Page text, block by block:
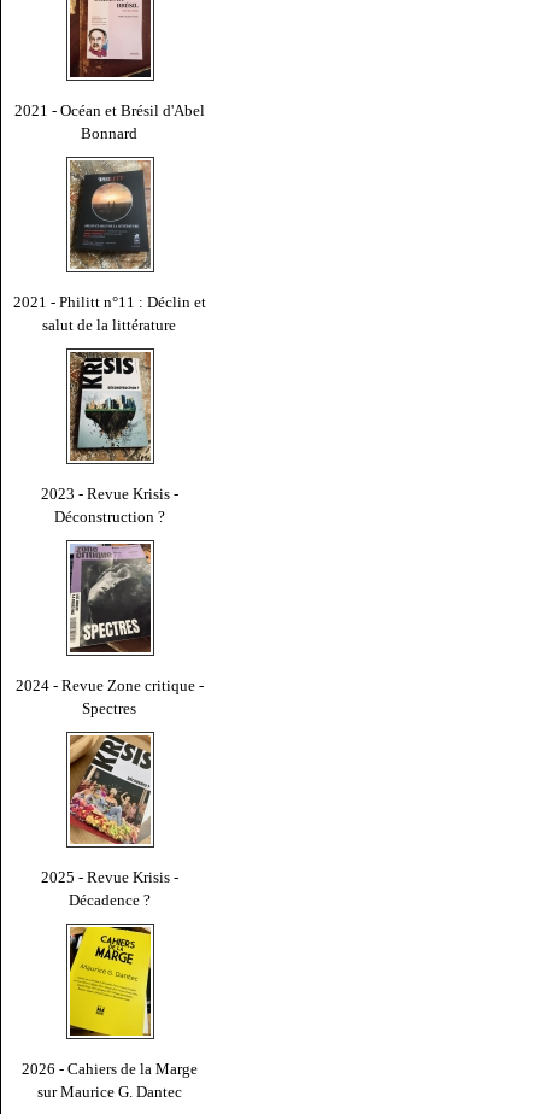
2021 - Océan et Brésil d'Abel
Bonnard
2021 - Philitt n°11 : Déclin et
salut de la littérature
2023 - Revue Krisis -
Déconstruction ?
2024 - Revue Zone critique -
Spectres
2025 - Revue Krisis -
Décadence ?
2026 - Cahiers de la Marge
sur Maurice G. Dantec